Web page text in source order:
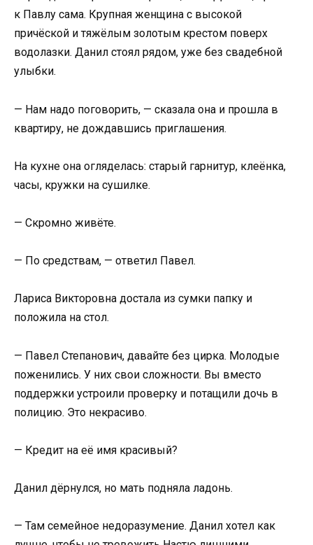
к Павлу сама. Крупная женщина с высокой
причёской и тяжёлым золотым крестом поверх
водолазки. Данил стоял рядом, уже без свадебной
улыбки.
— Нам надо поговорить, — сказала она и прошла в
квартиру, не дождавшись приглашения.
На кухне она огляделась: старый гарнитур, клеёнка,
часы, кружки на сушилке.
— Скромно живёте.
— По средствам, — ответил Павел.
Лариса Викторовна достала из сумки папку и
положила на стол.
— Павел Степанович, давайте без цирка. Молодые
поженились. У них свои сложности. Вы вместо
поддержки устроили проверку и потащили дочь в
полицию. Это некрасиво.
— Кредит на её имя красивый?
Данил дёрнулся, но мать подняла ладонь.
— Там семейное недоразумение. Данил хотел как